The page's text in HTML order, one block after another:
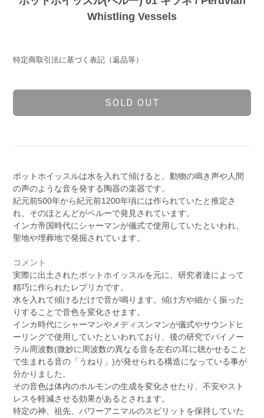
Whistling Vessels
特定商取引法に基づく表記（返品等）
SOLD OUT
ポットホイッスルは水を入れて傾けると、動物の鳴き声や人間
の声のような音を発する陶器の楽器です。
紀元前500年から紀元前1200年頃には作られていたと推定さ
れ、そのほとんどがペルーで発見されています。
インカ帝国時代にシャーマンが儀式で使用していたといわれ、
聖地や埋葬地で発掘されています。
コメント
実際に出土されたポットホイッスルを元に、研究者達によって
精巧に作られたレプリカです。
水を入れて傾けるだけで音が鳴ります。傾け方や細かく振った
りすることで音色を変化させます。
インカ時代にシャーマンやメディスンマンが儀式やサウンドヒ
ーリングで使用していたといわれており、後の研究でバイノー
ラル周波数(微妙に周波数の異なる音を左右の耳に聴かせること
で生まれる音の「うねり」)が発せられる構造になっている事が
分かりました。
その音色は体内のホルモンの生成を変化させたり、不安やスト
レスを軽減させる効果があるとされます。
特定の神、祖先、パワーアニマルのスピリットを保持していた